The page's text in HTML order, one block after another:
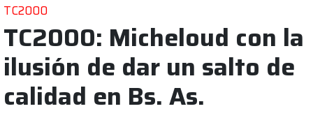
TC2000
TC2000: Micheloud con la
ilusión de dar un salto de
calidad en Bs. As.